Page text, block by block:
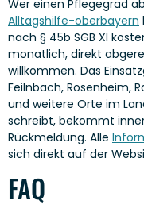
Wer einen Pflegegrad
Alltagshilfe-oberbayern
nach § 45b SGB XI
monatlich, direkt
willkommen. Das
Feilnbach, Rosenheim,
und weitere Orte im
schreibt, bekommt
Rückmeldung. Alle
sich direkt auf der
FAQ